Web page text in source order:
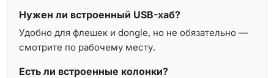
Нужен ли встроенный USB-хаб?
Удобно для флешек и dongle, но не обязательно —
смотрите по рабочему месту.
Есть ли встроенные колонки?